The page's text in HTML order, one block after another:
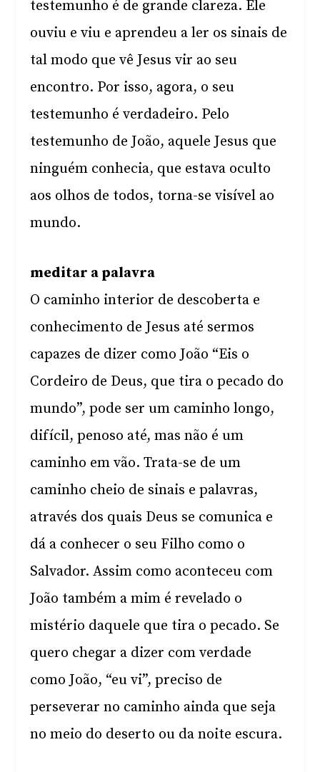
testemunho é de grande clareza. Ele
ouviu e viu e aprendeu a ler os sinais de
tal modo que vê Jesus vir ao seu
encontro. Por isso, agora, o seu
testemunho é verdadeiro. Pelo
testemunho de João, aquele Jesus que
ninguém conhecia, que estava oculto
aos olhos de todos, torna-se visível ao
mundo.
meditar a palavra
O caminho interior de descoberta e
conhecimento de Jesus até sermos
capazes de dizer como João “Eis o
Cordeiro de Deus, que tira o pecado do
mundo”, pode ser um caminho longo,
difícil, penoso até, mas não é um
caminho em vão. Trata-se de um
caminho cheio de sinais e palavras,
através dos quais Deus se comunica e
dá a conhecer o seu Filho como o
Salvador. Assim como aconteceu com
João também a mim é revelado o
mistério daquele que tira o pecado. Se
quero chegar a dizer com verdade
como João, “eu vi”, preciso de
perseverar no caminho ainda que seja
no meio do deserto ou da noite escura.